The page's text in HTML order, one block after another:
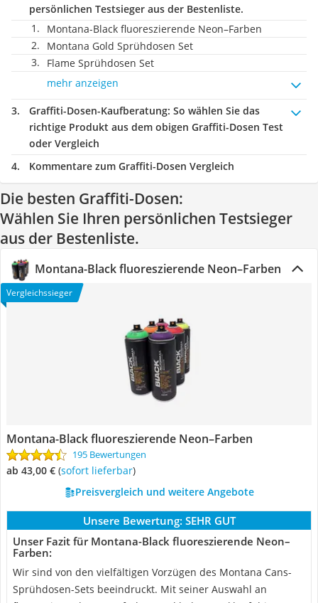
persönlichen Testsieger aus der Bestenliste.
Montana-Black fluoreszierende Neon–Farben
Montana Gold Sprühdosen Set
Flame Sprühdosen Set
mehr anzeigen
Graffiti-Dosen-Kaufberatung: So wählen Sie das
richtige Produkt aus dem obigen Graffiti-Dosen Test
oder Vergleich
Kommentare zum Graffiti-Dosen Vergleich
Die besten Graffiti-Dosen:
Wählen Sie Ihren persönlichen Testsieger
aus der Bestenliste.
Montana-Black fluoreszierende Neon–Farben
Vergleichssieger
Montana-Black fluoreszierende Neon–Farben
195 Bewertungen
ab 43,00 € ( Sofort lieferbar)
Preisvergleich und weitere Angebote
Unsere Bewertung: SEHR GUT
Unser Fazit für Montana-Black fluoreszierende Neon–
Farben:
Wir sind von den vielfältigen Vorzügen des Montana Cans-
Sprühdosen-Sets beeindruckt. Mit seiner Auswahl an